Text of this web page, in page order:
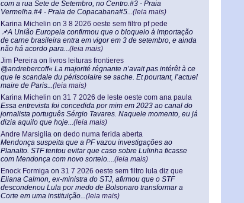
com a rua Sete de Setembro, no Centro.#3 - Praia
Vermelha.#4 - Praia de Copacabana#5...(leia mais)
Karina Michelin on 3 8 2026 oeste sem filtro pf pede
📌A União Europeia confirmou que o bloqueio à importação
de carne brasileira entra em vigor em 3 de setembro, e ainda
não há acordo para...(leia mais)
Jim Pereira on livros leituras frontieres
@andrebercoff« La majorité régnante n’avait pas intérêt à ce
que le scandale du périscolaire se sache. Et pourtant, l’actuel
maire de Paris...(leia mais)
Karina Michelin on 31 7 2026 de leste oeste com ana paula
Essa entrevista foi concedida por mim em 2023 ao canal do
jornalista português Sérgio Tavares. Naquele momento, eu já
dizia aquilo que hoje...(leia mais)
Andre Marsiglia on dedo numa ferida aberta
Mendonça suspeita que a PF vazou investigações ao
Planalto. STF tentou evitar que caso sobre Lulinha ficasse
com Mendonça com novo sorteio....(leia mais)
Enock Formiga on 31 7 2026 oeste sem filtro lula diz que
Eliana Calmon, ex-ministra do STJ, afirmou que o STF
descondenou Lula por medo de Bolsonaro transformar a
Corte em uma instituição...(leia mais)